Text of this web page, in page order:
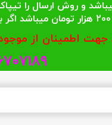
جمع خریدشان کمتر از 200 هزار
جهت اطمینان از